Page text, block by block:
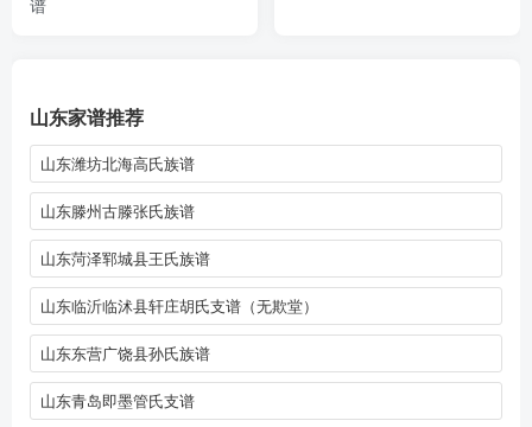
山东家谱推荐
山东潍坊北海高氏族谱
山东滕州古滕张氏族谱
山东菏泽郓城县王氏族谱
山东临沂临沭县轩庄胡氏支谱（无欺堂）
山东东营广饶县孙氏族谱
山东青岛即墨管氏支谱